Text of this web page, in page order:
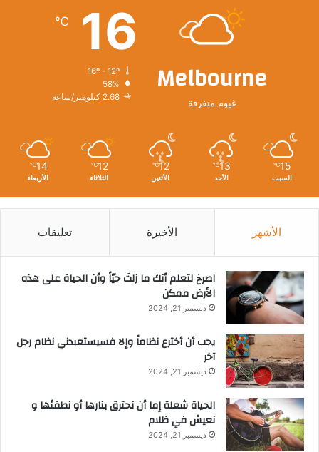
Melbourne
غيوم متفرقة
16
℃
58%
2.68 كيلومتر/ساعة
15
℃
السبت
13
℃
الأحد
12
℃
الأثنين
12
℃
الثلاثاء
14
℃
الأربعاء
الأشهر الأخيرة تعليقات
‫اصرخ لتعلم أنك ما زلتَ حيّاً وأن الحياة على هذه
الأرض ممكن
ديسمبر 21, 2024
يجب أن أخترع نظاماً وإلا فسيستعبدني نظام رجل
آخر
ديسمبر 21, 2024
الحياة شعلة إما أن نحترق بنارها أو نطفئها و
نعيش في ظلام
ديسمبر 21, 2024